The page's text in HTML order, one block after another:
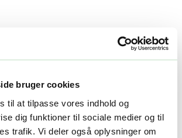
bruger cookies
til at tilpasse vores indhold og
dig funktioner til sociale medier og til
trafik. Vi deler også oplysninger om
blæserhastigheder
en luftstrøm på op til 1.700 CFM og en
miljøer.